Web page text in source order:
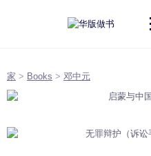
家 > Books > 邓中元